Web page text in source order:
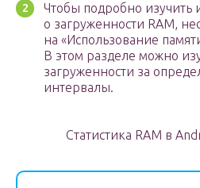
Чтобы подробно
о загруженности RAM,
на «Использование
В этом разделе можно
загруженности за
интервалы.
Статистика RAM в